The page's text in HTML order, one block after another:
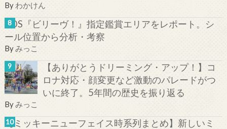
By わかけん
TDS『ビリーヴ！』指定鑑賞エリアをレポート。シ
ール位置から分析・考察
Byみっこ
【ありがとうドリーミング・アップ！】コ
ロナ対応・顔変更など激動のパレードがつ
いに終了。5年間の歴史を振り返る
Byみっこ
【ミッキーニューフェイス時系列まとめ】新しいミ